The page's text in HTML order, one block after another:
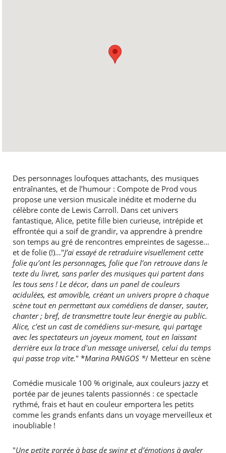
Des personnages loufoques attachants, des musiques
entraînantes, et de l’humour : Compote de Prod vous
propose une version musicale inédite et moderne du
célèbre conte de Lewis Carroll. Dans cet univers
fantastique, Alice, petite fille bien curieuse, intrépide et
effrontée qui a soif de grandir, va apprendre à prendre
son temps au gré de rencontres empreintes de sagesse…
et de folie (!)…"J’ai essayé de retraduire visuellement cette
folie qu’ont les personnages, folie que l’on retrouve dans le
texte du livret, sans parler des musiques qui partent dans
les tous sens ! Le décor, dans un panel de couleurs
acidulées, est amovible, créant un univers propre à chaque
scène tout en permettant aux comédiens de danser, sauter,
chanter ; bref, de transmettre toute leur énergie au public.
Alice, c’est un cast de comédiens sur-mesure, qui partage
avec les spectateurs un joyeux moment, tout en laissant
derrière eux la trace d'un message universel, celui du temps
qui passe trop vite." *Marina PANGOS */ Metteur en scène
Comédie musicale 100 % originale, aux couleurs jazzy et
portée par de jeunes talents passionnés : ce spectacle
rythmé, frais et haut en couleur emportera les petits
comme les grands enfants dans un voyage merveilleux et
inoubliable !
"Une petite gorgée à base de swing et d’émotions à avaler